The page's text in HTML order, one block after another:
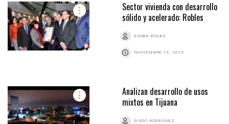
Sector vivienda con desarrollo
sólido y acelerado: Robles
EDGAR ROSAS
NOVIEMBRE 16, 2016
Analizan desarrollo de usos
mixtos en Tijuana
DIEGO RODRÍGUEZ